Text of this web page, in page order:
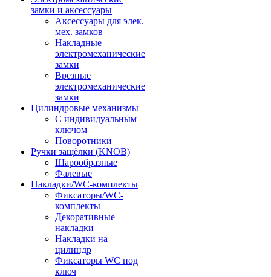
замки и аксессуары
Аксессуары для элек.
мех. замков
Накладные
электромеханические
замки
Врезные
электромеханические
замки
Цилиндровые механизмы
С индивидуальным
ключом
Поворотники
Ручки защёлки (KNOB)
Шарообразные
Фалевые
Накладки/WC-комплекты
Фиксаторы/WC-
комплекты
Декоративные
накладки
Накладки на
цилиндр
Фиксаторы WC под
ключ